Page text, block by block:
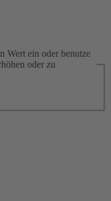
Wert ein oder benutze
oder zu